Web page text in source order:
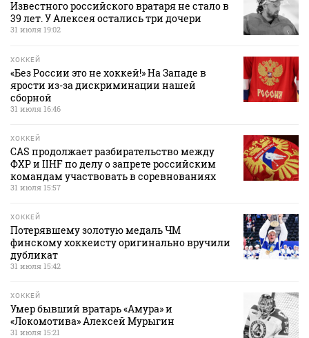
Известного российского вратаря не стало в
39 лет. У Алексея остались три дочери
31 июля 19:02
ХОККЕЙ
«Без России это не хоккей!» На Западе в
ярости из-за дискриминации нашей
сборной
31 июля 16:46
ХОККЕЙ
CAS продолжает разбирательство между
ФХР и IIHF по делу о запрете российским
командам участвовать в соревнованиях
31 июля 15:57
ХОККЕЙ
Потерявшему золотую медаль ЧМ
финскому хоккеисту оригинально вручили
дубликат
31 июля 15:42
ХОККЕЙ
Умер бывший вратарь «Амура» и
«Локомотива» Алексей Мурыгин
31 июля 15:21